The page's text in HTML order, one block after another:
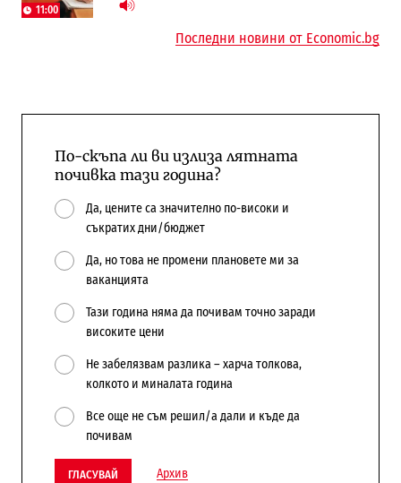
11:00
Последни новини от Economic.bg
По-скъпа ли ви излиза лятната
почивка тази година?
Да, цените са значително по-високи и
съкратих дни/бюджет
Да, но това не промени плановете ми за
ваканцията
Тази година няма да почивам точно заради
високите цени
Не забелязвам разлика – харча толкова,
колкото и миналата година
Все още не съм решил/а дали и къде да
почивам
ГЛАСУВАЙ Архив